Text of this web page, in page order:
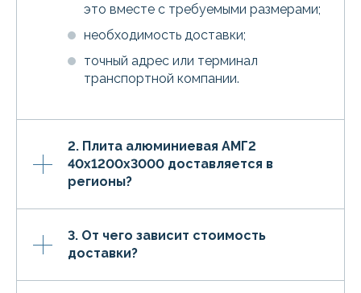
это вместе с требуемыми размерами;
необходимость доставки;
точный адрес или терминал
транспортной компании.
2. Плита алюминиевая АМГ2
40х1200х3000 доставляется в
регионы?
3. От чего зависит стоимость
доставки?